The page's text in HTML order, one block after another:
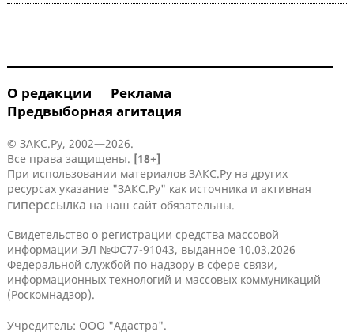
О редакции
Реклама
Предвыборная агитация
© ЗАКС.Ру, 2002—2026.
Все права защищены. [18+]
При использовании материалов ЗАКС.Ру на других
ресурсах указание "ЗАКС.Ру" как источника и активная
гиперссылка на наш сайт обязательны.
Свидетельство о регистрации средства массовой
информации ЭЛ №ФС77-91043, выданное 10.03.2026
Федеральной службой по надзору в сфере связи,
информационных технологий и массовых коммуникаций
(Роскомнадзор).
Учредитель: ООО "Адастра".